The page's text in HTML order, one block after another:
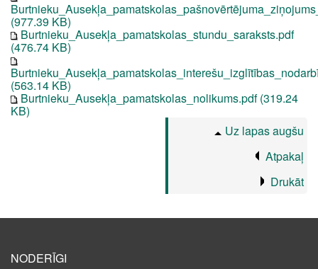
(977.39 KB)
Burtnieku_Ausekļa_pamatskolas_stundu_saraksts.pdf
(476.74 KB)
(563.14 KB)
Burtnieku_Ausekļa_pamatskolas_nolikums.pdf (319.24
KB)
Uz lapas augšu
Atpakaļ
Drukāt
NODERĪGI